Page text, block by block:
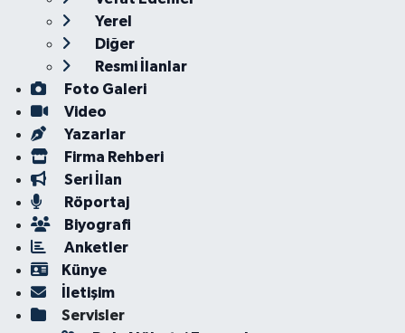
Yerel
Diğer
Resmi İlanlar
Foto Galeri
Video
Yazarlar
Firma Rehberi
Seri İlan
Röportaj
Biyografi
Anketler
Künye
İletişim
Servisler